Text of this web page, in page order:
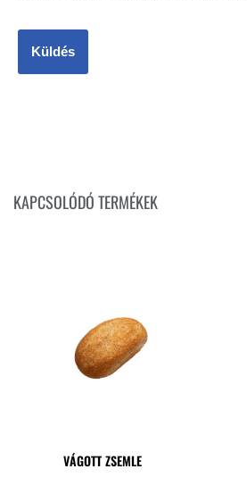
KAPCSOLÓDÓ TERMÉKEK
VÁGOTT ZSEMLE